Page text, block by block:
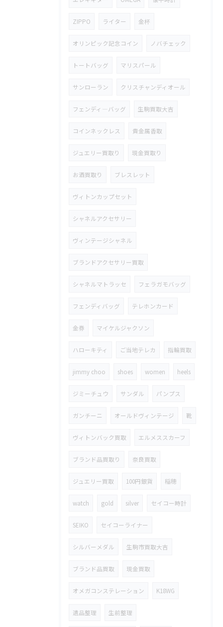
ZIPPO ライター 金杯
オリンピック記念コイン ノバチェック
トートバッグ マリスパール
サンローラン クリスチャンディオール
フェンディ―バッグ 生駒買取大吉
コインネックレス 貴金属香取
ジュエリー買取り 現金買取り
お酒買取り ブレスレット
ヴィトンカップセット
シャネルアクセサリー
ヴィンテージシャネル
ブランドアクセサリー買取
シャネルマトラッセ フェラガモバッグ
フェンディバッグ テレホンカード
金券 マイケルジャクソン
ハローキティ ご当地テレカ 指輪買取
jimmy choo shoes women heels
ジミーチュウ サンダル パンプス
ガンチーニ オールドヴィンテージ 靴
ヴィトンバック買取 エルメススカーフ
ブランド品買取り 奈良買取
ジュエリー買取 100円銀貨 稲穂
watch gold silver セイコー時計
SEIKO セイコーライナー
シルバーメダル 生駒市買取大吉
ブランド品買取 現金買取
オメガコンステレーション K18WG
遺品整理 生前整理